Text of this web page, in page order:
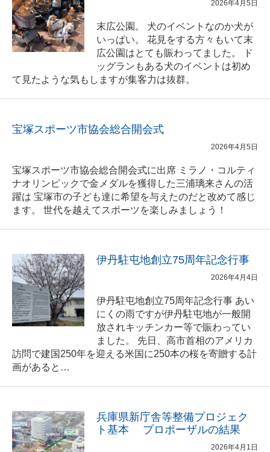
2026年4月5日
末広公園。 犬のイベントなのか犬が
いっぱい。 花見をする方々もいて末
広公園はとても賑わってました。 ド
ッグランもある犬のイベントは初め
て見たような気もしますが集客力は抜群。
宝塚スポーツ市協会総合開会式
2026年4月5日
宝塚スポーツ市協会総合開会式に出席 ミラノ・コルティ
ナオリンピックで金メダルを獲得した三浦璃来さんの活
躍は 宝塚市の子ども達に希望を与えたのだと改めて感じ
ます。 世代を越えてスポーツを楽しみましょう！
伊丹駐屯地創立75周年記念行事
2026年4月4日
伊丹駐屯地創立75周年記念行事 あい
にくの雨ですが伊丹駐屯地が一般開
放されキッチンカー等で賑わってい
ました。 先日、高市首相のアメリカ
訪問で建国250年を迎える米国に250本の桜を寄贈する計
画があると…
兵庫県新庁舎等整備プロジェク
ト基本 プロポーザルの結果
2026年4月1日